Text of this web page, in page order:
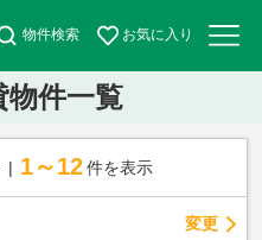
物件検索 お気に入り
物件一覧
1～12 件を表示
変更